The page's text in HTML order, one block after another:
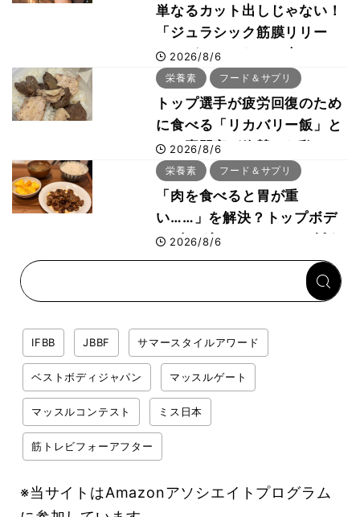
単なるカット出しじゃない！
「ジュラシック筋膜リリー
ス」が口コミだけで大ヒット
した納得の理由 木澤大祐が
解説
2026/8/6
栄養素 フード＆サプリ
トップ選手が疲労回復のため
に食べる「リカバリー飯」と
は？専門家が絶賛した鶏レバ
ー活用法
2026/8/6
栄養素 フード＆サプリ
「肉を食べると胃が重
い……」を解決？トップボデ
ィビルダーのリカバリー飯を
専門家がロジカル解説
2026/8/6
IFBB JBBF サマースタイルアワード
ベストボディジャパン マッスルゲート
マッスルコンテスト ミス日本
筋トレビフォーアフター
※当サイトはAmazonアソシエイトプログラム